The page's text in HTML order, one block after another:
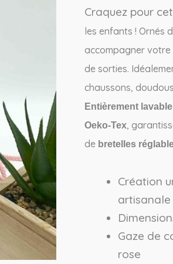
Craquez pour
les enfants ! Ornés
accompagner votre
de sorties.
chaussons,
Entièrement lavable
Oeko-Tex ,
de bretelles
Création
artisanale
Gaze de
rose